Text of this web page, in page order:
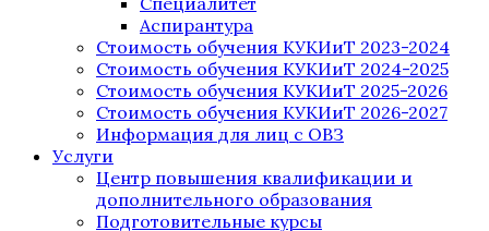
Аспирантура
Стоимость обучения КУКИиТ 2023-2024
Стоимость обучения КУКИиТ 2024-2025
Стоимость обучения КУКИиТ 2025-2026
Стоимость обучения КУКИиТ 2026-2027
Информация для лиц с ОВЗ
Услуги
Центр повышения квалификации и
дополнительного образования
Подготовительные курсы